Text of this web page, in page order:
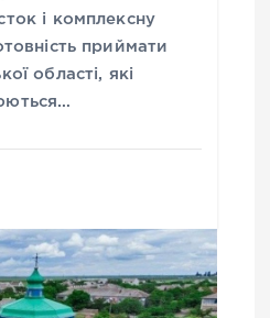
і комплексну
приймати
області, які